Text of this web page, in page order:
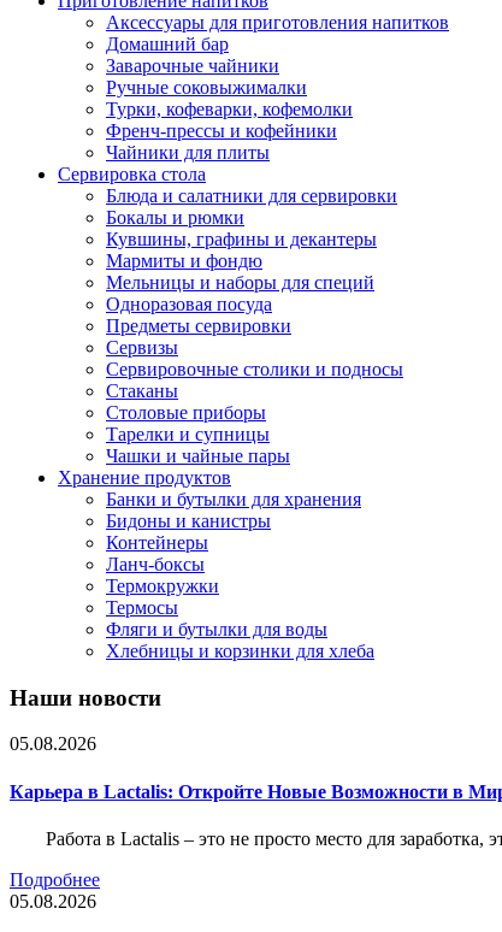
Аксессуары для приготовления напитков
Домашний бар
Заварочные чайники
Ручные соковыжималки
Турки, кофеварки, кофемолки
Френч-прессы и кофейники
Чайники для плиты
Сервировка стола
Блюда и салатники для сервировки
Бокалы и рюмки
Кувшины, графины и декантеры
Мармиты и фондю
Мельницы и наборы для специй
Одноразовая посуда
Предметы сервировки
Сервизы
Сервировочные столики и подносы
Стаканы
Столовые приборы
Тарелки и супницы
Чашки и чайные пары
Хранение продуктов
Банки и бутылки для хранения
Бидоны и канистры
Контейнеры
Ланч-боксы
Термокружки
Термосы
Фляги и бутылки для воды
Хлебницы и корзинки для хлеба
Наши новости
05.08.2026
Карьера в Lactalis: Откройте Новые Возможности в
Работа в Lactalis – это не просто место для
Подробнее
05.08.2026